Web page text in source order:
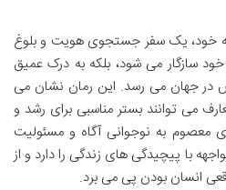
خود، یک سفر جستجوی هویت و بلوغ
سازگار می شود، بلکه به درک عمیق
در جهان می رسد. این رمان نشان می
می توانند بستر مناسبی برای رشد و
معصوم به نوجوانی آگاه و مسئولیت
با پیچیدگی های زندگی را دارد و از
انسان بودن پی می برد.